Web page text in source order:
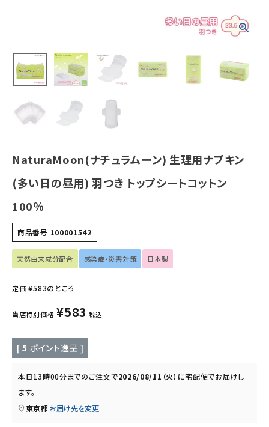
カテゴリーから探す
美容・コスメ・香水
日用品雑貨
フェムケア
インナー・下着・ナイトウェア
キッズ・ベビー・マタニティ
キッチン用品
フード・ドリンク
ブランド
定期購入
オリジナルブランド
NaturaMoon(ナチュラムーン) 生理用ナプキン
(多い日の昼用) 羽つき トップシートコットン
100％
商品番号 100001542
天然由来成分配合 感染症・災害対策 日本製
定価 ¥583のところ
当店特別価格 ¥583 税込
[ 5 ポイント進呈 ]
本日13時00分までのご注文で2026/08/11（火） に宅配便でお届けし
ます。
東京都 お届け先を変更